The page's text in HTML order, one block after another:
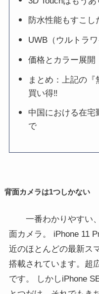
防水性能もすこし
UWB（ウルトラ
価格とカラー展開
まとめ：上記の
買い得‼️
中国における在宅
で
背面カメラは1つしかない
一番わかりやすい、
面カメラ。
iPhone 11
近のほとんどの最新ス
搭載されています。超
です。 しかしiPhone